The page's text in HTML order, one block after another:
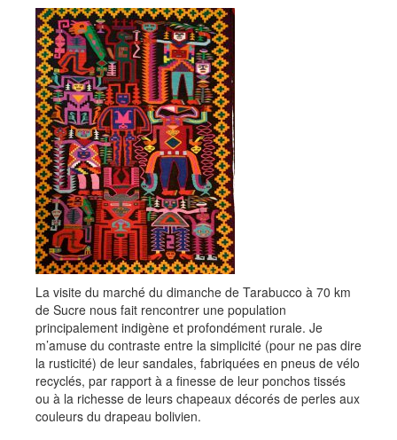
La visite du marché du dimanche de Tarabucco à 70 km
de Sucre nous fait rencontrer une population
principalement indigène et profondément rurale. Je
m’amuse du contraste entre la simplicité (pour ne pas dire
la rusticité) de leur sandales, fabriquées en pneus de vélo
recyclés, par rapport à a finesse de leur ponchos tissés
ou à la richesse de leurs chapeaux décorés de perles aux
couleurs du drapeau bolivien.